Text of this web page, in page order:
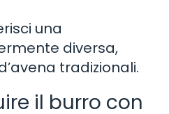
una
diversa,
tradizionali.
il burro con